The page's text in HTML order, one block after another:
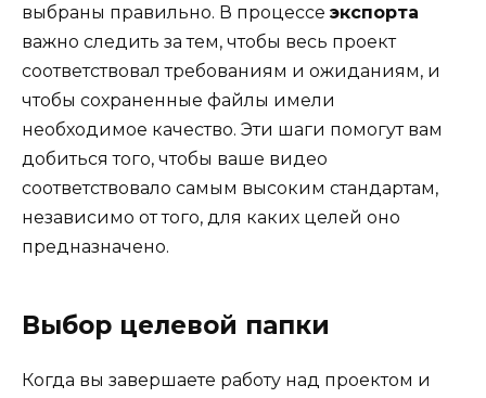
выбраны правильно. В процессе экспорта
важно следить за тем, чтобы весь проект
соответствовал требованиям и ожиданиям, и
чтобы сохраненные файлы имели
необходимое качество. Эти шаги помогут вам
добиться того, чтобы ваше видео
соответствовало самым высоким стандартам,
независимо от того, для каких целей оно
предназначено.
Выбор целевой папки
Когда вы завершаете работу над проектом и